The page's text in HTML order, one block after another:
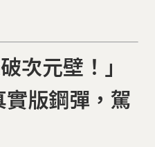
次元壁！」
版鋼彈，駕